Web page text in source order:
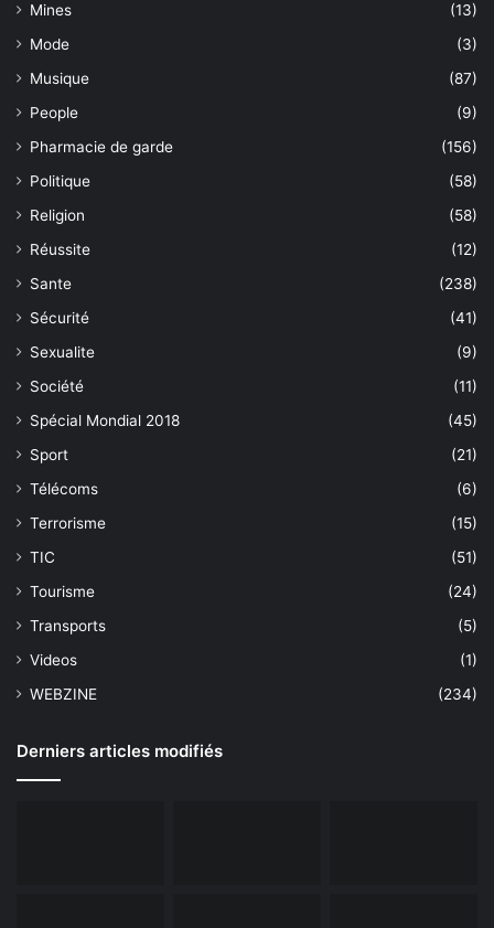
Mines
(13)
Mode
(3)
Musique
(87)
People
(9)
Pharmacie de garde
(156)
Politique
(58)
Religion
(58)
Réussite
(12)
Sante
(238)
Sécurité
(41)
Sexualite
(9)
Société
(11)
Spécial Mondial 2018
(45)
Sport
(21)
Télécoms
(6)
Terrorisme
(15)
TIC
(51)
Tourisme
(24)
Transports
(5)
Videos
(1)
WEBZINE
(234)
Derniers articles modifiés